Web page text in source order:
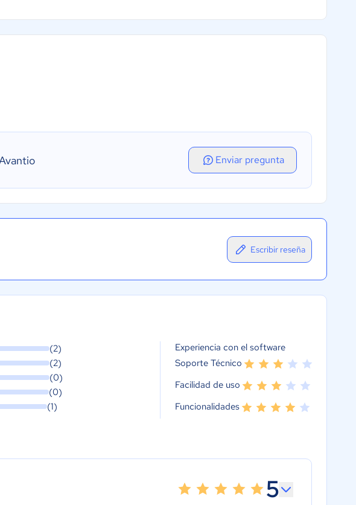
Enviar pregunta
Escribir reseña
(2)
(2)
(0)
(0)
(1)
Experiencia con el software
Soporte Técnico
Facilidad de uso
Funcionalidades
5